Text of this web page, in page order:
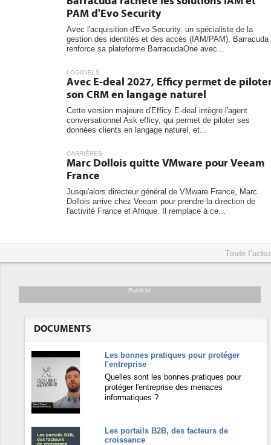
PAM d'Evo Security
Avec l'acquisition d'Evo Security, un spécialiste de la
gestion des identités et des accès (IAM/PAM), Barracuda
renforce sa plateforme BarracudaOne avec...
LOGICIELS
Avec E-deal 2027, Efficy permet de
son CRM en langage naturel
Cette version majeure d'Efficy E-deal intègre l'agent
conversationnel Ask efficy, qui permet de piloter ses
données clients en langage naturel, et...
CARRIÈRES
Marc Dollois quitte VMware pour Veeam
France
Jusqu'alors directeur général de VMware France, Marc
Dollois arrive chez Veeam pour prendre la direction de
l'activité France et Afrique. Il remplace à ce...
Toute
Publicité
DOCUMENTS
Les bonnes pratiques pour protéger
l'entreprise
Quelles sont les bonnes pratiques pour
protéger l'entreprise des menaces
informatiques ?
Les portails B2B, des facteurs de
croissance